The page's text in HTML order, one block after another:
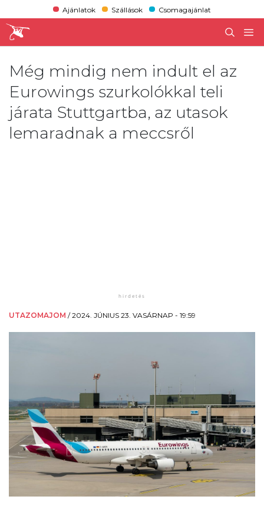
Ajánlatok Szállások Csomagajánlat
Még mindig nem indult el az
Eurowings szurkolókkal teli
járata Stuttgartba, az utasok
lemaradnak a meccsről
UTAZOMAJOM /2024. JÚNIUS 23. VASÁRNAP - 19:59